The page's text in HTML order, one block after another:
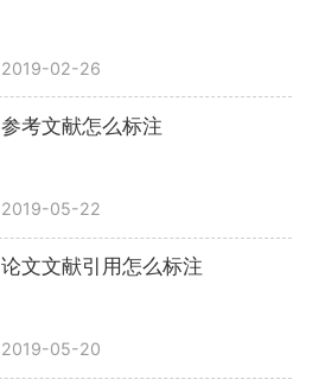
2019-02-26
参考文献怎么标注
2019-05-22
论文文献引用怎么标注
2019-05-20